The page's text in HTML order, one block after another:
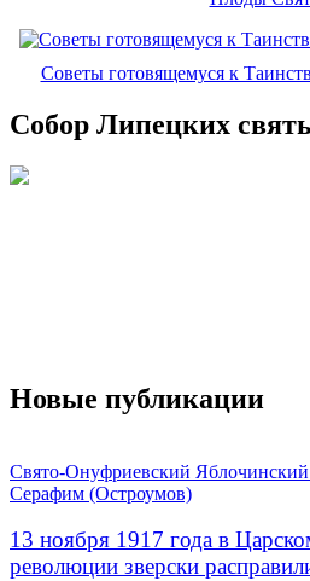
Советы готовящемуся к
Собор Липецких
Новые публикации
Свято-Онуфриевский
Серафим (Остроумов)
13 ноября 1917 года в
революции зверски